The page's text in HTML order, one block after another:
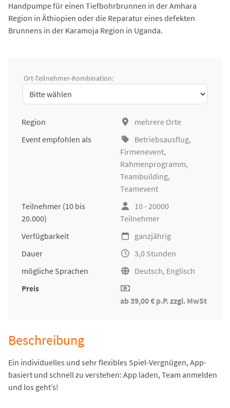
Handpumpe für einen Tiefbohrbrunnen in der Amhara
Region in Äthiopien oder die Reparatur eines defekten
Brunnens in der Karamoja Region in Uganda.
Ort-Teilnehmer-Kombination:
Region
mehrere Orte
Event empfohlen als
Betriebsausflug,
Firmenevent,
Rahmenprogramm,
Teambuilding,
Teamevent
Teilnehmer (10 bis
20.000)
10 - 20000
Teilnehmer
Verfügbarkeit
ganzjährig
Dauer
3,0 Stunden
mögliche Sprachen
Deutsch, Englisch
Preis
ab 39,00 € p.P. zzgl. MwSt
Beschreibung
Ein individuelles und sehr flexibles Spiel-Vergnügen, App-
basiert und schnell zu verstehen: App laden, Team anmelden
und los geht’s!